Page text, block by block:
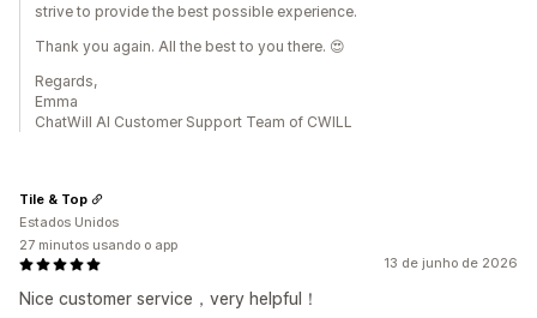
strive to provide the best possible experience.
Thank you again. All the best to you there. 😍
Regards,
Emma
ChatWill AI Customer Support Team of CWILL
13 de junho de 2026
Nice customer service，very helpful！
Tile & Top
Estados Unidos
27 minutos usando o app